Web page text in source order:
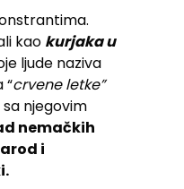
kao kurjaka u
ljude naziva
“crvene letke”
njegovim
nemačkih
i